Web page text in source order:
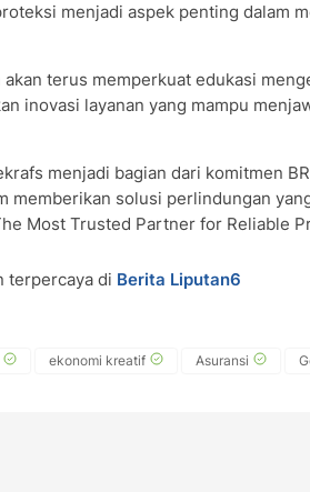
menjadi aspek penting dalam
terus memperkuat edukasi
inovasi layanan yang mampu
menjadi bagian dari komitmen
memberikan solusi perlindungan
Most Trusted Partner for Reliable
terpercaya di Berita Liputan6
ekonomi kreatif Asuransi